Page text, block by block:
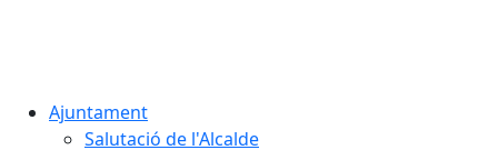
Ajuntament
Salutació de l'Alcalde